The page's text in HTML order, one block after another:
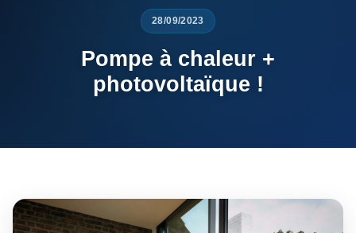
28/09/2023
Pompe à chaleur +
photovoltaïque !